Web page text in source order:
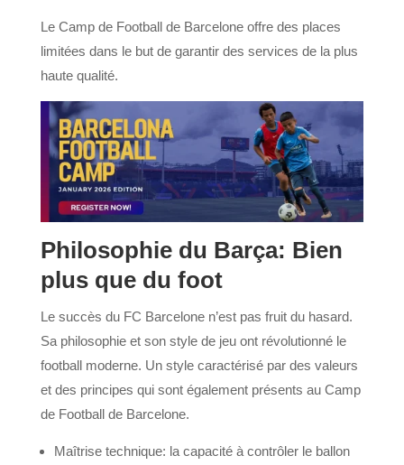
Le Camp de Football de Barcelone offre des places
limitées dans le but de garantir des services de la plus
haute qualité.
Philosophie du Barça: Bien
plus que du foot
Le succès du FC Barcelone n’est pas fruit du hasard.
Sa philosophie et son style de jeu ont révolutionné le
football moderne. Un style caractérisé par des valeurs
et des principes qui sont également présents au Camp
de Football de Barcelone.
Maîtrise technique: la capacité à contrôler le ballon